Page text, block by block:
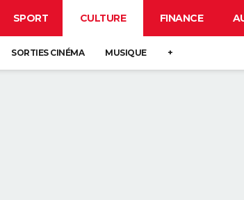
SPORT CULTURE FINANCE
SORTIES CINÉMA MUSIQUE +